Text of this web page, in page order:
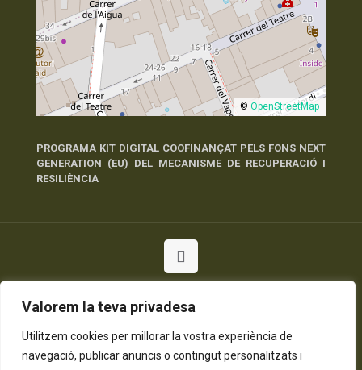
Valorem la teva privadesa
Utilitzem cookies per millorar la vostra experiència de
navegació, publicar anuncis o contingut personalitzats i
© OpenStreetMap
PROGRAMA KIT DIGITAL COOFINANÇAT PELS FONS NEXT
GENERATION (EU) DEL MECANISME DE RECUPERACIÓ I
RESILIÈNCIA
Política de Privadesa Política de Cookies